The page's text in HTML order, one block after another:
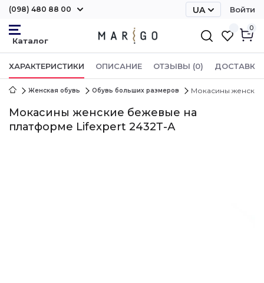
(098) 480 88 00 UA Войти
0
ХАРАКТЕРИСТИКИ ОПИСАНИЕ ОТЗЫВЫ (0) ДОСТАВКА
Женская обувь Обувь больших размеров Мокасины
Мокасины женские бежевые на
платформе Lifexpert 2432Т-А